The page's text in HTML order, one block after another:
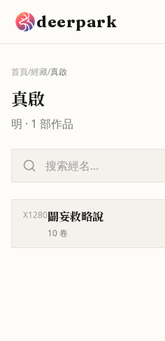
deerpark
首頁/經藏/真啟
真啟
明 · 1 部作品
X1280闢妄救略說
10卷